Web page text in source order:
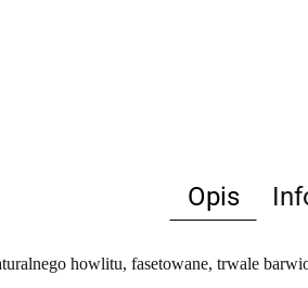
Opis
howlitu, fasetowane, trwale